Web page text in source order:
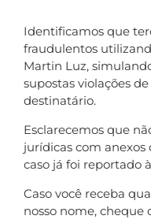
Identificamos que
fraudulentos
Martin Luz,
supostas violações
destinatário.
Esclarecemos que
jurídicas com anexos
caso já foi reportado
Caso você receba
nosso nome,